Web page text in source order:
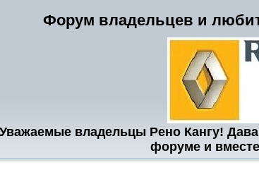
Форум владельцев и
Уважаемые владельцы Рено Кангу!
форуме и